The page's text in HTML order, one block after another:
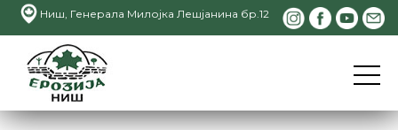
Ниш, Генерала Милојка Лешјанина бр.12